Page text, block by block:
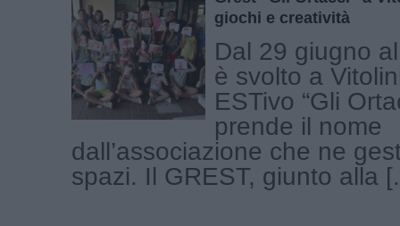
giochi e creatività
Dal 29 giugno
è svolto a
ESTivo “Gli
prende il nome
dall’associazione che ne
spazi. Il GREST, giunto alla